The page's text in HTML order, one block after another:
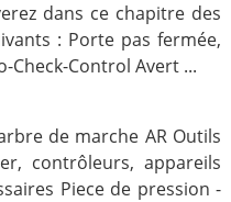
dans ce chapitre des
: Porte pas fermée,
Check-Control Avert ...
de marche AR Outils
contrôleurs, appareils
Piece de pression -